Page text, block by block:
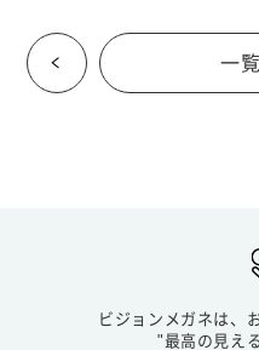
一
ビジョンメガネは、
"最高の見え